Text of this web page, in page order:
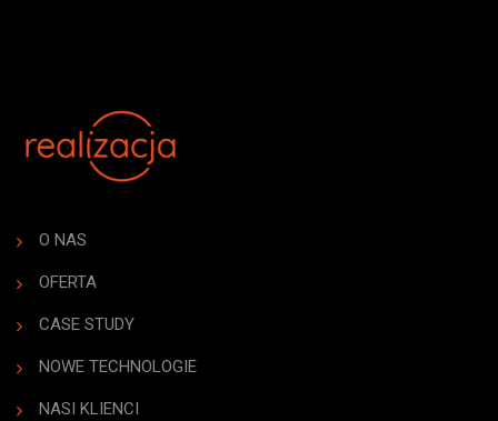
O NAS
OFERTA
CASE STUDY
NOWE TECHNOLOGIE
NASI KLIENCI